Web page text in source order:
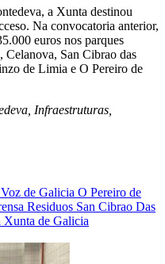
a Xunta destinou
Na convocatoria anterior,
euros nos parques
Celanova, San Cibrao das
de Limia e O Pereiro de
Infraestruturas,
de Galicia O Pereiro de
Residuos San Cibrao Das
Xunta de Galicia